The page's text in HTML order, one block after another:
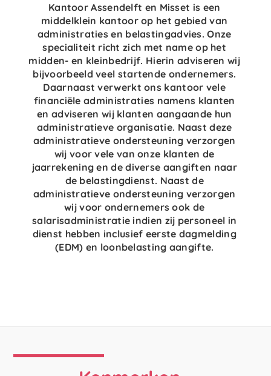
Kantoor Assendelft en Misset is een
middelklein kantoor op het gebied van
administraties en belastingadvies. Onze
specialiteit richt zich met name op het
midden- en kleinbedrijf. Hierin adviseren wij
bijvoorbeeld veel startende ondernemers.
Daarnaast verwerkt ons kantoor vele
financiële administraties namens klanten
en adviseren wij klanten aangaande hun
administratieve organisatie. Naast deze
administratieve ondersteuning verzorgen
wij voor vele van onze klanten de
jaarrekening en de diverse aangiften naar
de belastingdienst. Naast de
administratieve ondersteuning verzorgen
wij voor ondernemers ook de
salarisadministratie indien zij personeel in
dienst hebben inclusief eerste dagmelding
(EDM) en loonbelasting aangifte.